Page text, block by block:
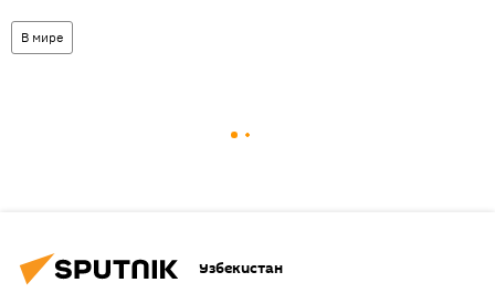
В мире
Узбекистан